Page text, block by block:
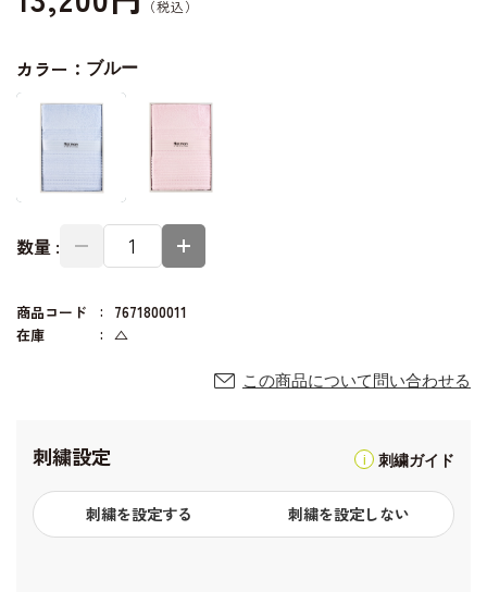
カラー： ブルー
数量 :
商品コード
7671800011
在庫
△
この商品について問い合わせる
刺繍設定 刺繍ガイド
刺繍を設定する 刺繍を設定しない